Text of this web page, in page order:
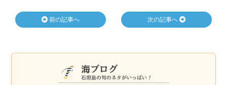
前の記事へ 次の記事へ